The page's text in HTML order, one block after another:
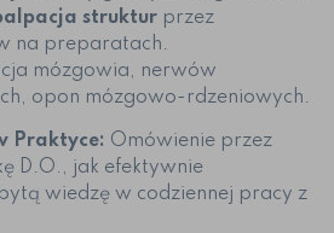
struktur przez
na preparatach.
mózgowia, nerwów
opon mózgowo-rdzeniowych.
Praktyce: Omówienie przez
D.O., jak efektywnie
wiedzę w codziennej pracy z